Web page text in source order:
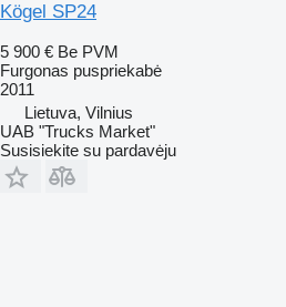
Kögel SP24
5 900 € Be PVM
Furgonas puspriekabė
2011
Lietuva, Vilnius
UAB "Trucks Market"
Susisiekite su pardavėju